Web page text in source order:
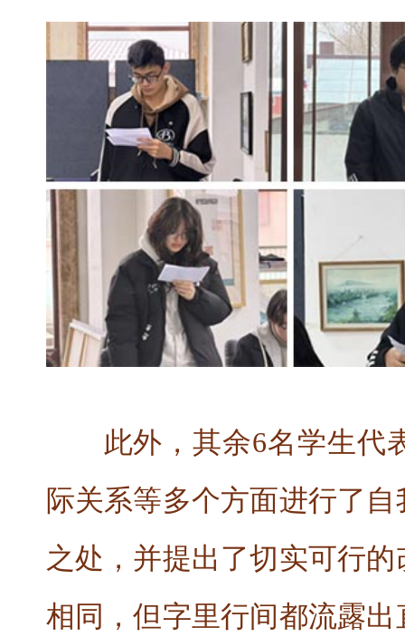
此外，其余6名学生代
际关系等多个方面进行了
之处，并提出了切实可行
相同，但字里行间都流露